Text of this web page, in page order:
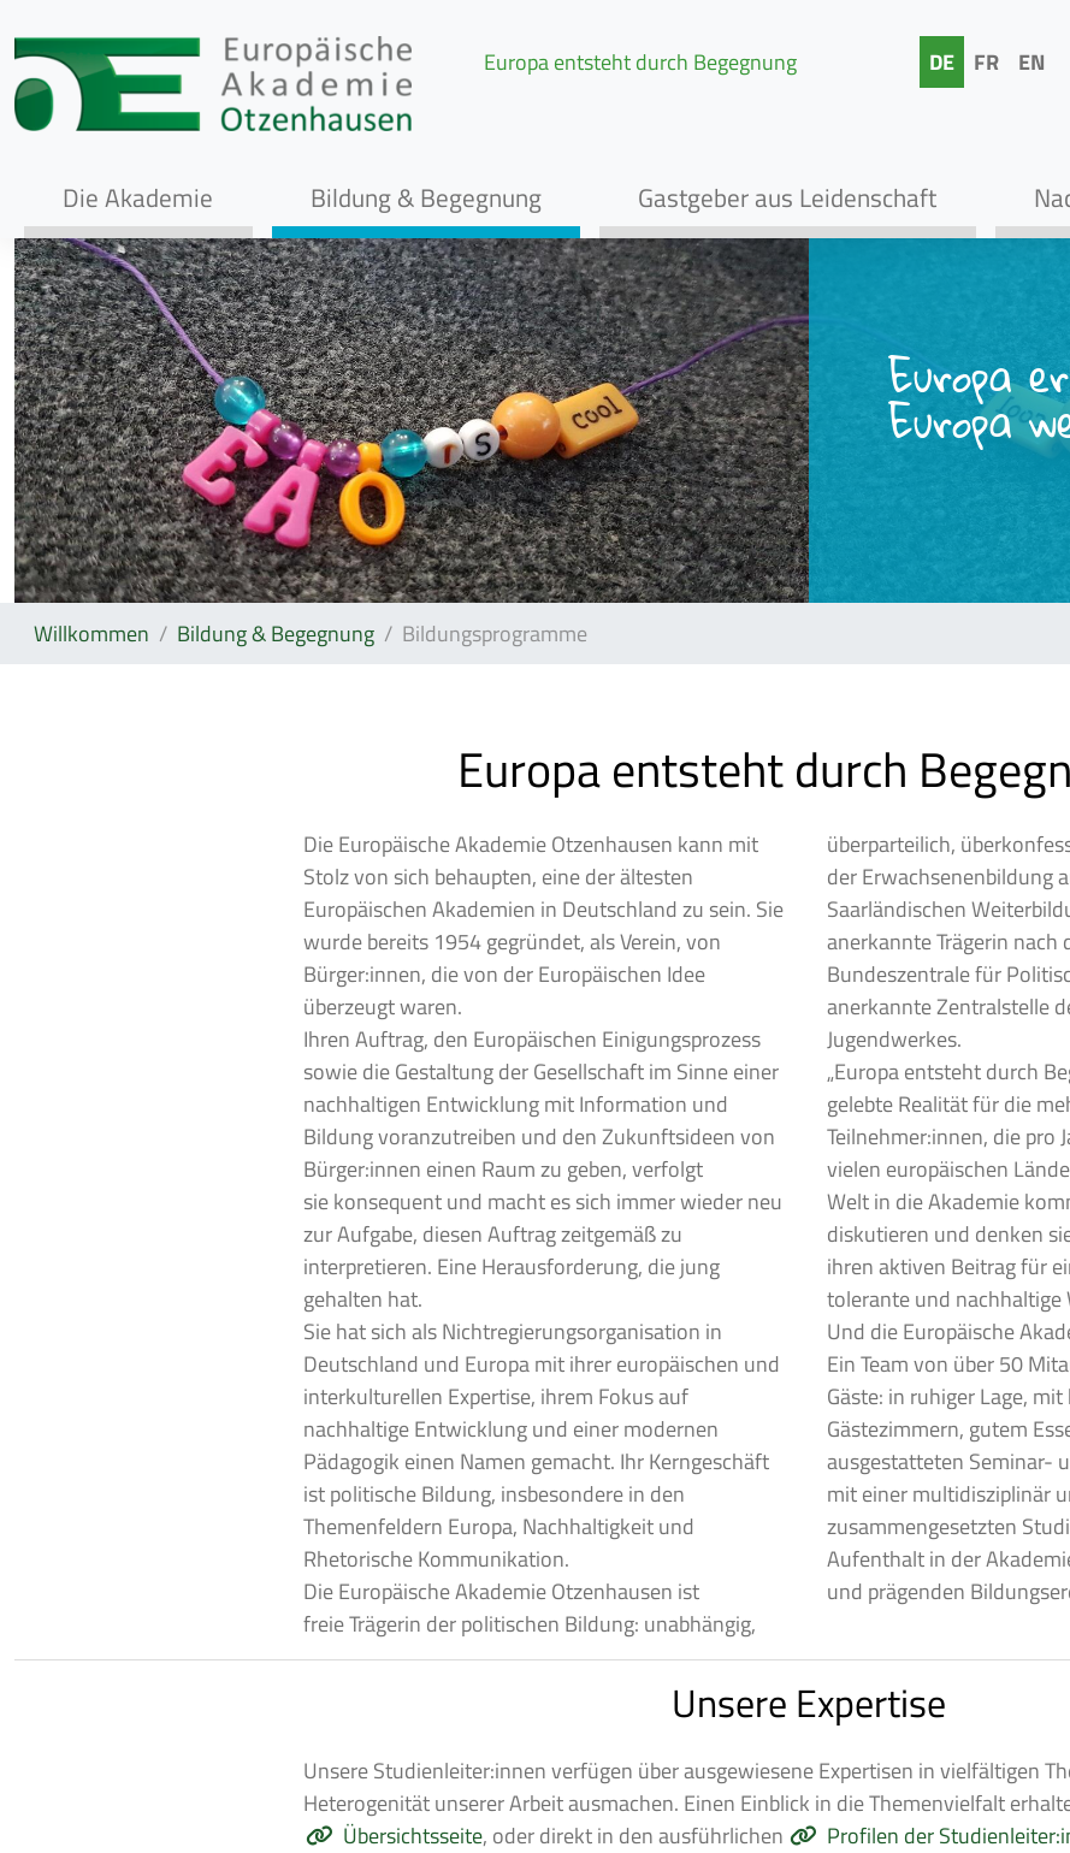
Zur Navigation springen
Zum Inhalt springen
Europa entsteht durch Begegnung DE FR EN
Die Akademie Bildung & Begegnung Gastgeber aus Leidenschaft
Europa
Europa
Willkommen Bildung & Begegnung Bildungsprogramme
Europa entsteht durch
Die Europäische Akademie Otzenhausen kann mit
Stolz von sich behaupten, eine der ältesten
Europäischen Akademien in Deutschland zu sein. Sie
wurde bereits 1954 gegründet, als Verein, von
Bürger:innen, die von der Europäischen Idee
überzeugt waren.
Ihren Auftrag, den Europäischen Einigungsprozess
sowie die Gestaltung der Gesellschaft im Sinne einer
nachhaltigen Entwicklung mit Information und
Bildung voranzutreiben und den Zukunftsideen von
Bürger:innen einen Raum zu geben, verfolgt
sie konsequent und macht es sich immer wieder neu
zur Aufgabe, diesen Auftrag zeitgemäß zu
interpretieren. Eine Herausforderung, die jung
gehalten hat.
Sie hat sich als Nichtregierungsorganisation in
Deutschland und Europa mit ihrer europäischen und
interkulturellen Expertise, ihrem Fokus auf
nachhaltige Entwicklung und einer modernen
Pädagogik einen Namen gemacht. Ihr Kerngeschäft
ist politische Bildung, insbesondere in den
Themenfeldern Europa, Nachhaltigkeit und
Rhetorische Kommunikation.
Die Europäische Akademie Otzenhausen ist
freie Trägerin der politischen Bildung: unabhängig,
überparteilich,
der Erwachsenenbildung
Saarländischen
anerkannte Trägerin nach
Bundeszentrale für
anerkannte Zentralstelle
Jugendwerkes.
„Europa entsteht durch
gelebte Realität für die
Teilnehmer:innen, die pro
vielen europäischen
Welt in die Akademie
diskutieren und denken
ihren aktiven Beitrag für
tolerante und nachhaltige
Und die Europäische
Ein Team von über 50
Gäste: in ruhiger Lage,
Gästezimmern, gutem
ausgestatteten Seminar-
mit einer multidisziplinär
zusammengesetzten
Aufenthalt in der
und prägenden
Unsere Expertise
Unsere Studienleiter:innen verfügen über ausgewiesene Expertisen in vielfältigen
Heterogenität unserer Arbeit ausmachen. Einen Einblick in die Themenvielfalt
Übersichtsseite, oder direkt in den ausführlichen Profilen der